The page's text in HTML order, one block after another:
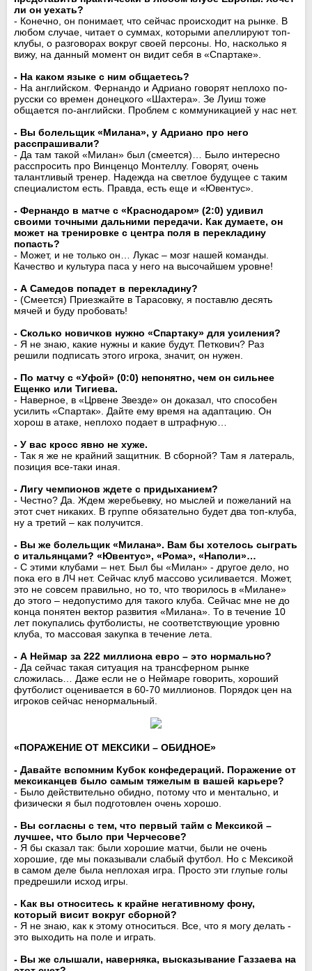
ли он уехать?
- Конечно, он понимает, что сейчас происходит на рынке. В
любом случае, читает о суммах, которыми апеллируют топ-
клубы, о разговорах вокруг своей персоны. Но, насколько я
вижу, на данный момент он видит себя в «Спартаке».
- На каком языке с ним общаетесь?
- На английском. Фернандо и Адриано говорят неплохо по-
русски со времен донецкого «Шахтера». Зе Луиш тоже
общается по-английски. Проблем с коммуникацией у нас нет.
- Вы болельщик «Милана», у Адриано про него
расспрашивали?
- Да там такой «Милан» был (смеется)… Было интересно
расспросить про Винценцо Монтеллу. Говорят, очень
талантливый тренер. Надежда на светлое будущее с таким
специалистом есть. Правда, есть еще и «Ювентус».
- Фернандо в матче с «Краснодаром» (2:0) удивил
своими точными дальними передачи. Как думаете, он
может на тренировке с центра поля в перекладину
попасть?
- Может, и не только он… Лукас – мозг нашей команды.
Качество и культура паса у него на высочайшем уровне!
- А Самедов попадет в перекладину?
- (Смеется) Приезжайте в Тарасовку, я поставлю десять
мячей и буду пробовать!
- Сколько новичков нужно «Спартаку» для усиления?
- Я не знаю, какие нужны и какие будут. Петкович? Раз
решили подписать этого игрока, значит, он нужен.
- По матчу с «Уфой» (0:0) непонятно, чем он сильнее
Ещенко или Тигиева.
- Наверное, в «Црвене Звезде» он доказал, что способен
усилить «Спартак». Дайте ему время на адаптацию. Он
хорош в атаке, неплохо подает в штрафную…
- У вас кросс явно не хуже.
- Так я же не крайний защитник. В сборной? Там я латераль,
позиция все-таки иная.
- Лигу чемпионов ждете с придыханием?
- Честно? Да. Ждем жеребьевку, но мыслей и пожеланий на
этот счет никаких. В группе обязательно будет два топ-клуба,
ну а третий – как получится.
- Вы же болельщик «Милана». Вам бы хотелось сыграть
с итальянцами? «Ювентус», «Рома», «Наполи»…
- С этими клубами – нет. Был бы «Милан» - другое дело, но
пока его в ЛЧ нет. Сейчас клуб массово усиливается. Может,
это не совсем правильно, но то, что творилось в «Милане»
до этого – недопустимо для такого клуба. Сейчас мне не до
конца понятен вектор развития «Милана». То в течение 10
лет покупались футболисты, не соответствующие уровню
клуба, то массовая закупка в течение лета.
- А Неймар за 222 миллиона евро – это нормально?
- Да сейчас такая ситуация на трансферном рынке
сложилась… Даже если не о Неймаре говорить, хороший
футболист оценивается в 60-70 миллионов. Порядок цен на
игроков сейчас ненормальный.
«ПОРАЖЕНИЕ ОТ МЕКСИКИ – ОБИДНОЕ»
- Давайте вспомним Кубок конфедераций. Поражение от
мексиканцев было самым тяжелым в вашей карьере?
- Было действительно обидно, потому что и ментально, и
физически я был подготовлен очень хорошо.
- Вы согласны с тем, что первый тайм с Мексикой –
лучшее, что было при Черчесове?
- Я бы сказал так: были хорошие матчи, были не очень
хорошие, где мы показывали слабый футбол. Но с Мексикой
в самом деле была неплохая игра. Просто эти глупые голы
предрешили исход игры.
- Как вы относитесь к крайне негативному фону,
который висит вокруг сборной?
- Я не знаю, как к этому относиться. Все, что я могу делать -
это выходить на поле и играть.
- Вы же слышали, наверняка, высказывание Газзаева на